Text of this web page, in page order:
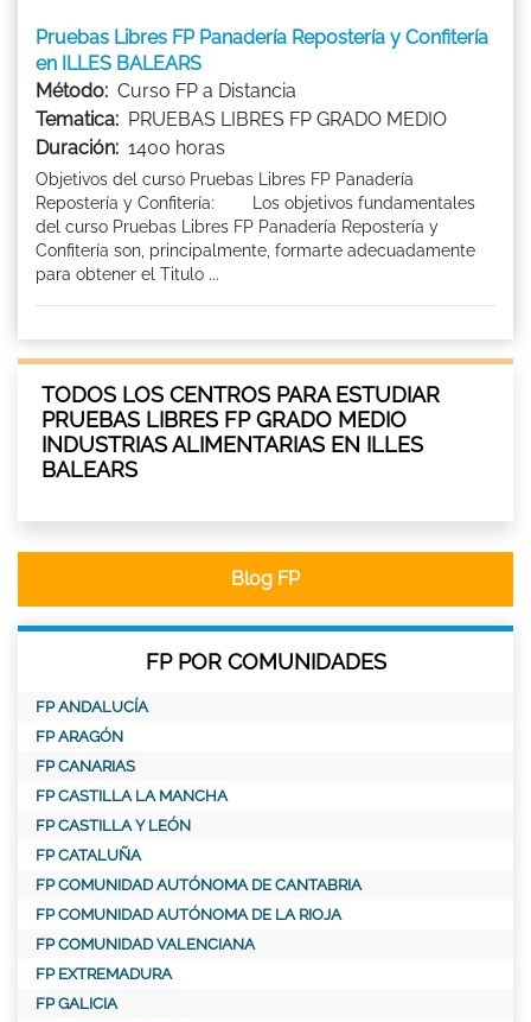
Pruebas Libres FP Panadería Repostería y Confitería
en ILLES BALEARS
Método: Curso FP a Distancia
Tematica: PRUEBAS LIBRES FP GRADO MEDIO
Duración: 1400 horas
Objetivos del curso Pruebas Libres FP Panadería
Repostería y Confitería: Los objetivos fundamentales
del curso Pruebas Libres FP Panadería Repostería y
Confitería son, principalmente, formarte adecuadamente
para obtener el Titulo ...
TODOS LOS CENTROS PARA ESTUDIAR
PRUEBAS LIBRES FP GRADO MEDIO
INDUSTRIAS ALIMENTARIAS EN ILLES
BALEARS
Blog FP
FP POR COMUNIDADES
FP ANDALUCÍA
FP ARAGÓN
FP CANARIAS
FP CASTILLA LA MANCHA
FP CASTILLA Y LEÓN
FP CATALUÑA
FP COMUNIDAD AUTÓNOMA DE CANTABRIA
FP COMUNIDAD AUTÓNOMA DE LA RIOJA
FP COMUNIDAD VALENCIANA
FP EXTREMADURA
FP GALICIA